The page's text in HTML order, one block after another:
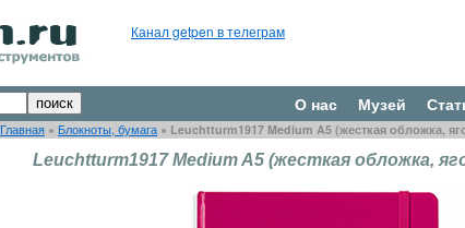
Канал getpen в телеграм
О нас Музей
Главная » Блокноты, бумага » Leuchtturm1917 Medium A5 (жесткая обложка,
Leuchtturm1917 Medium A5 (жесткая обложка,